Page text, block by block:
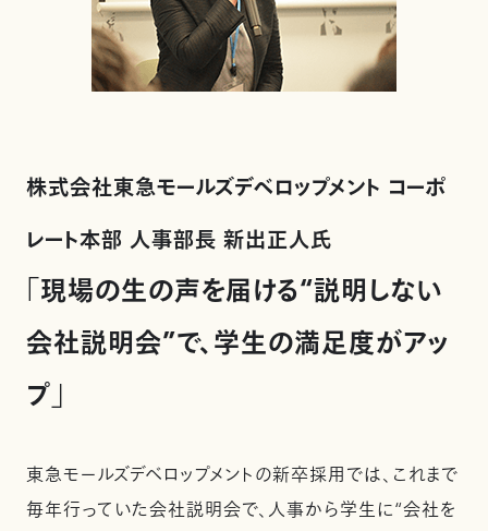
株式会社東急モールズデベロップメント コーポ
レート本部 人事部長 新出正人氏
「現場の生の声を届ける“説明しない
会社説明会”で、学生の満足度がアッ
プ」
東急モールズデベロップメントの新卒採用では、これまで
毎年行っていた会社説明会で、人事から学生に“会社を